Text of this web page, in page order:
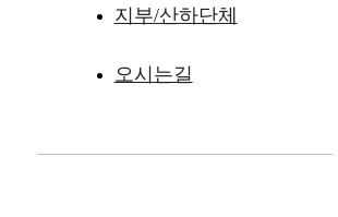
지부/산하단체
오시는길